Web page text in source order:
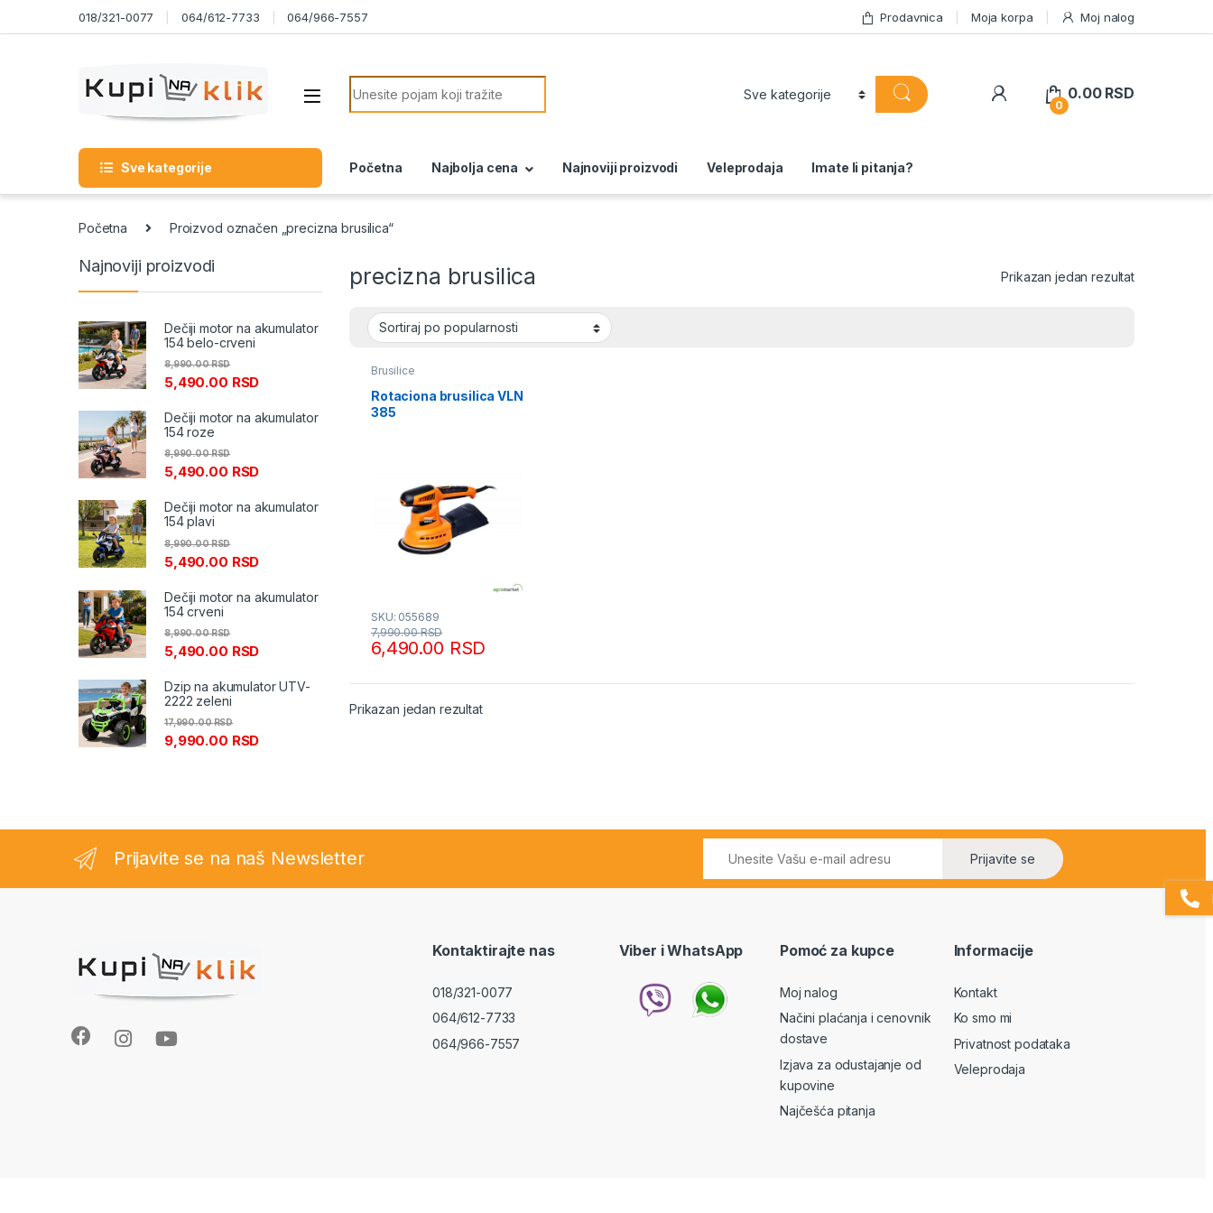
Skip to navigation018/321-0077 064/612-7733 064/966-7557 Prodavnica Moja korpa Moj nalog
Search for:
0
0.00 RSD
Sve kategorije Početna Najbolja cena Najnoviji proizvodi Veleprodaja Imate li pitanja?
Početna Proizvod označen „precizna brusilica“
precizna brusilica Prikazan jedan rezultat
Brusilice
Rotaciona brusilica VLN
385
SKU: 055689
6,490.00 RSD
7,990.00RSD
Prikazan jedan rezultat
Najnoviji proizvodi
Dečiji motor na akumulator
154 belo-crveni
5,490.00 RSD
8,990.00RSD
Dečiji motor na akumulator
154 roze
5,490.00 RSD
8,990.00RSD
Dečiji motor na akumulator
154 plavi
5,490.00 RSD
8,990.00RSD
Dečiji motor na akumulator
154 crveni
5,490.00 RSD
8,990.00RSD
Dzip na akumulator UTV-
2222 zeleni
9,990.00 RSD
17,990.00RSD
Prijavite se na naš Newsletter Prijavite se
Kontaktirajte nas
018/321-0077
064/612-7733
064/966-7557
Viber i WhatsApp Pomoć za kupce
Moj nalog
Načini plaćanja i cenovnik
dostave
Izjava za odustajanje od
kupovine
Najčešća pitanja
Informacije
Kontakt
Ko smo mi
Privatnost podataka
Veleprodaja